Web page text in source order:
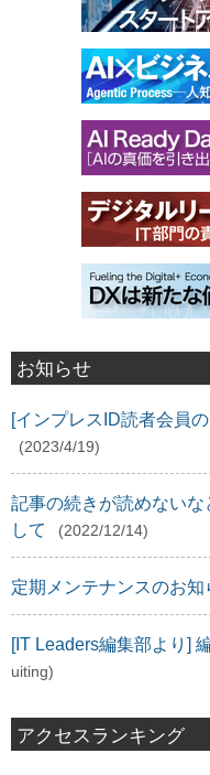
お知らせ
[インプレスID読者会員
(2023/4/19)
記事の続きが読めない
して
(2022/12/14)
定期メンテナンスのお知
[IT Leaders編集部より]
uiting)
アクセスランキング